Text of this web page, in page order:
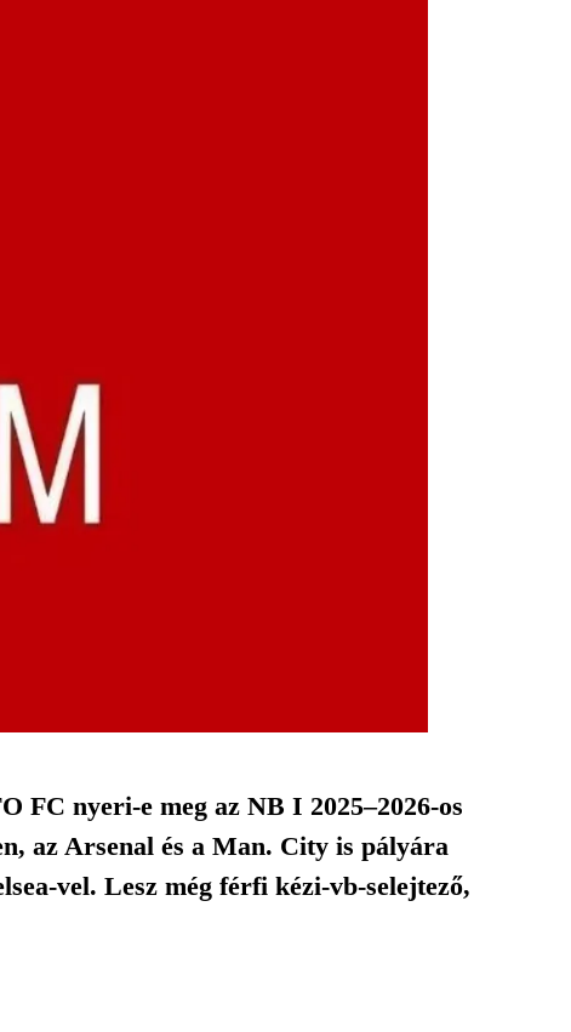
FC nyeri-e meg az NB I 2025–2026-os
az Arsenal és a Man. City is pályára
vel. Lesz még férfi kézi-vb-selejtező,